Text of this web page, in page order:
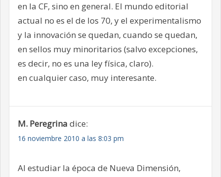
en la CF, sino en general. El mundo editorial
actual no es el de los 70, y el experimentalismo
y la innovación se quedan, cuando se quedan,
en sellos muy minoritarios (salvo excepciones,
es decir, no es una ley física, claro).
en cualquier caso, muy interesante.
M. Peregrina dice:
16 noviembre 2010 a las 8:03 pm
Al estudiar la época de Nueva Dimensión,